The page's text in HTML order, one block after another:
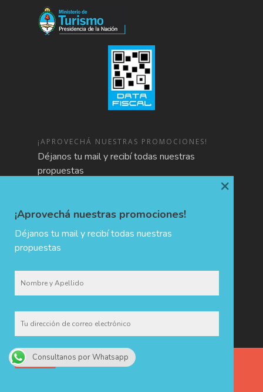
¡APROVECHÁ NUESTRAS PROMOCIONES!
Déjanos tu mail y recibí todas nuestras
propuestas
CHIDA · Holiday & Trip Planners © 2017 - Todos los derechos
Consultanos por Whatsapp
¡Aprovechá nuestras promociones!
Déjanos tu mail y recibí todas nuestras
propuestas
×